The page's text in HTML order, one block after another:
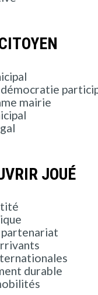
mairie
JOUÉ
durable